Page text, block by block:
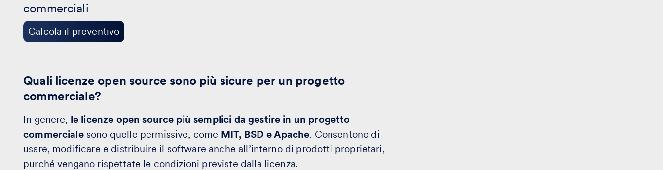
commerciali
Calcola il preventivo
preventivo
Quali licenze open source sono più sicure per un progetto
commerciale?
In genere, le licenze open source più semplici da gestire in un progetto
commercialesono quelle permissive, come MIT, BSD e Apache. Consentono di
usare, modificare e distribuire il software anche all’interno di prodotti proprietari,
purché vengano rispettate le condizioni previste dalla licenza.